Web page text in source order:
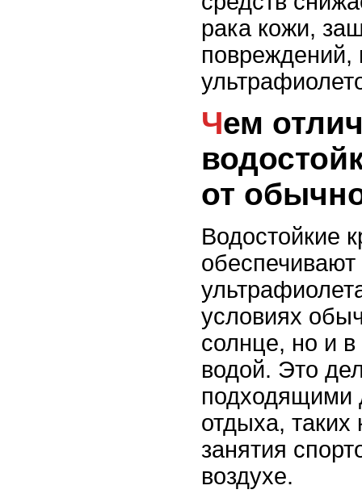
рака кожи,
повреждений,
Чем отличается
от
Водостойкие
условиях
солнце, но и в
водой. Это
подходящими
отдыха, таких
занятия
воздухе.